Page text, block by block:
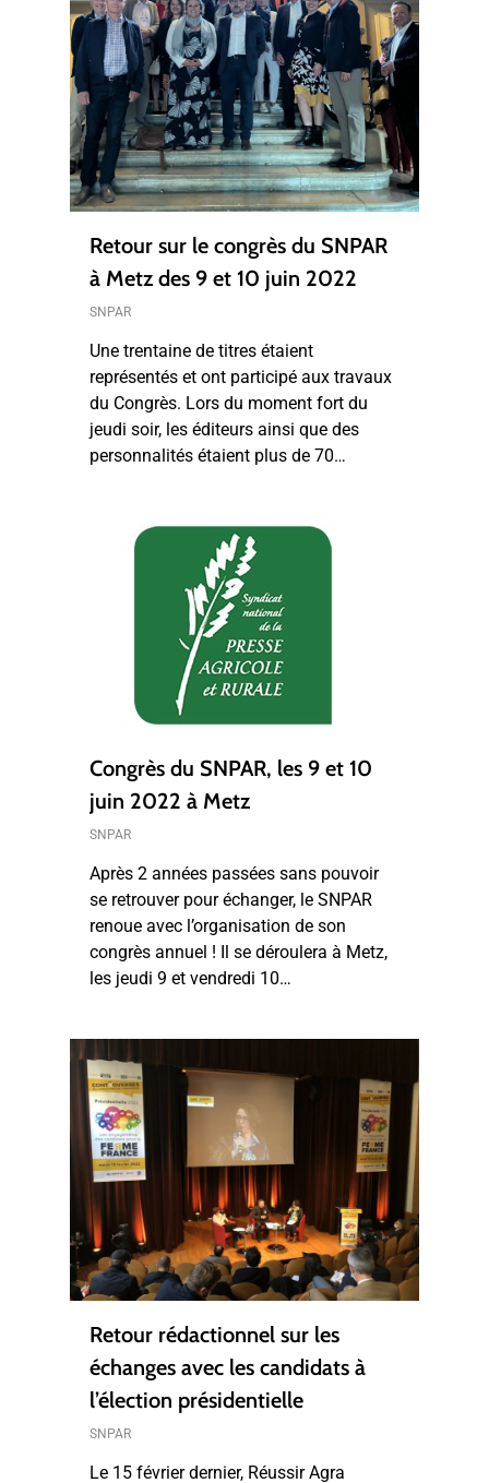
Retour sur le congrès du SNPAR
à Metz des 9 et 10 juin 2022
SNPAR
Une trentaine de titres étaient
représentés et ont participé aux travaux
du Congrès. Lors du moment fort du
jeudi soir, les éditeurs ainsi que des
personnalités étaient plus de 70…
Congrès du SNPAR, les 9 et 10
juin 2022 à Metz
SNPAR
Après 2 années passées sans pouvoir
se retrouver pour échanger, le SNPAR
renoue avec l’organisation de son
congrès annuel ! Il se déroulera à Metz,
les jeudi 9 et vendredi 10…
Retour rédactionnel sur les
échanges avec les candidats à
l’élection présidentielle
SNPAR
Le 15 février dernier, Réussir Agra